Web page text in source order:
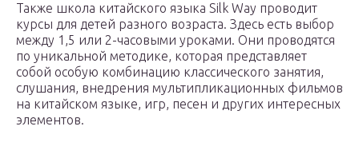
Также школа китайского языка Silk Way проводит
курсы для детей разного возраста. Здесь есть выбор
между 1,5 или 2-часовыми уроками. Они проводятся
по уникальной методике, которая представляет
собой особую комбинацию классического занятия,
слушания, внедрения мультипликационных фильмов
на китайском языке, игр, песен и других интересных
элементов.